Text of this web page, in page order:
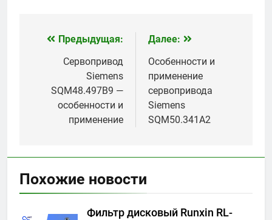
Навигация
записям
Предыдущая:
Сервопривод
Siemens
SQM48.497B9 —
особенности и
применение
Далее:
Особенности и
применение
сервопривода
Siemens
SQM50.341A2
Похожие новости
Фильтр дисковый Runxin RL-